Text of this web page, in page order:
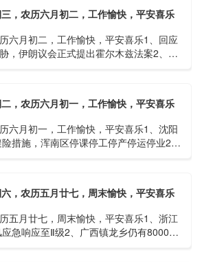
，农历六月初二，工作愉快，平安喜乐
六月初二，工作愉快，平安喜乐1、回应
，伊朗议会正式提出霍尔木兹法案2、全
，农历六月初一，工作愉快，平安喜乐
六月初一，工作愉快，平安喜乐1、沈阳
措施，浑南区停课停工停产停运停业2、
，农历五月廿七，周末愉快，平安喜乐
五月廿七，周末愉快，平安喜乐1、浙江
急响应至Ⅱ级2、广西镇龙乡仍有8000多